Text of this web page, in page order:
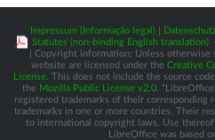
Impressum (Informação legal)
Statutes (non-binding English translation) -
| Copyright information: Unless
website are licensed under the Creative
License . This does not include the source
the Mozilla Public License v2.0 .
registered trademarks of their corresponding
trademarks in one or more countries. Their
to international copyright laws. Use
LibreOffice was based